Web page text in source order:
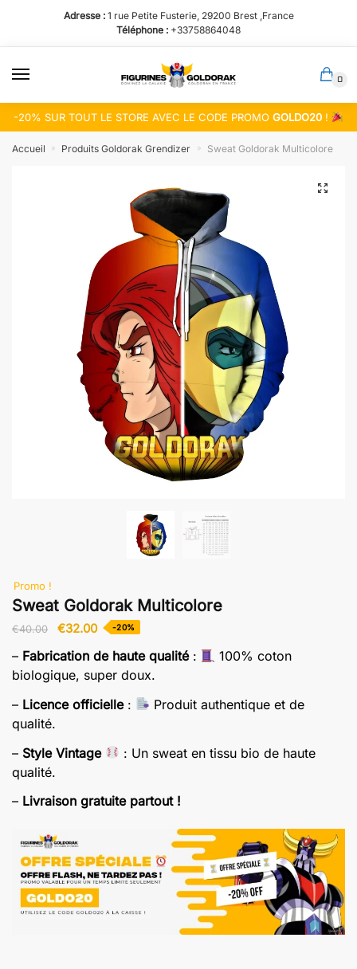
la
navigation
contenu
Adresse : 1 rue Petite Fusterie, 29200 Brest ,France
Téléphone : +33758864048
0
-20% SUR TOUT LE STORE AVEC LE CODE PROMOGOLDO20 !
Accueil » Produits Goldorak Grendizer » Sweat Goldorak Multicolore
Promo !
Sweat Goldorak Multicolore
€40.00
Le
initial
était :
€40.00.
€32.00Le
actuel
est :
€32.00.
-20%
– Fabrication de haute qualité:
100% coton
biologique, super doux.
– Licence officielle:
Produit authentique et de
qualité.
– Style Vintage
: Un sweat en tissu bio de haute
qualité.
– Livraison gratuite partout !